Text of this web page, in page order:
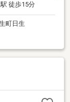
徒歩15分
町日生